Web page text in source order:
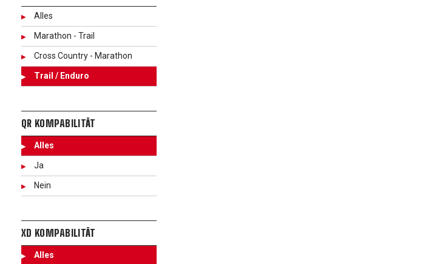
Alles
Marathon - Trail
Cross Country - Marathon
Trail / Enduro
QR KOMPABILITÄT
Alles
Ja
Nein
XD KOMPABILITÄT
Alles